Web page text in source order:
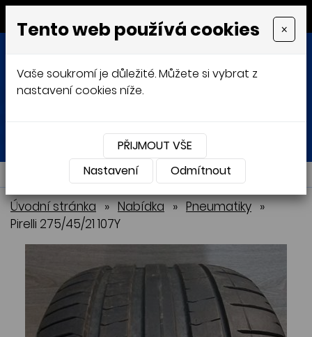
MENU
Přihlásit Košík
NABÍDKA
Úvodní stránka » Nabídka » Pneumatiky »
Pirelli 275/45/21 107Y
Tento web používá cookies ×
Vaše soukromí je důležité. Můžete si vybrat z
nastavení cookies níže.
PŘIJMOUT VŠE
Nastavení
Odmítnout